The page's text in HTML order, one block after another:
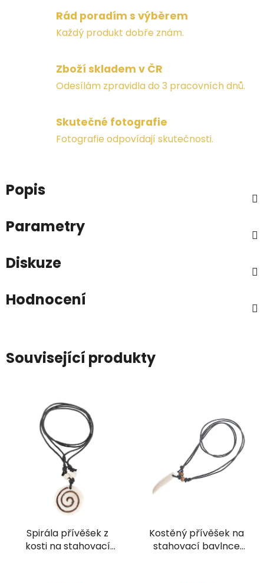
Rád poradím s výběrem
Každý produkt dobře znám.
Zboží skladem v ČR
Odesílám zpravidla do 3 pracovních dnů.
Skutečné fotografie
Fotografie odpovídají skutečnosti.
Popis
Parametry
Diskuze
Hodnocení
Související produkty
Spirála přívěšek z
kosti na stahovací
Kostěný přívěšek na
stahovací bavlnce